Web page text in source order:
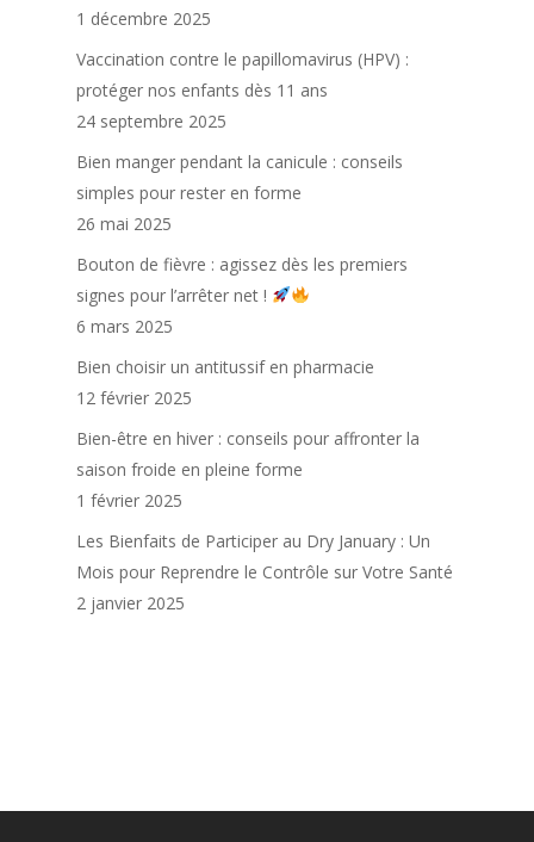
1 décembre 2025
Vaccination contre le papillomavirus (HPV) :
protéger nos enfants dès 11 ans
24 septembre 2025
Bien manger pendant la canicule : conseils
simples pour rester en forme
26 mai 2025
Bouton de fièvre : agissez dès les premiers
signes pour l’arrêter net !
6 mars 2025
Bien choisir un antitussif en pharmacie
12 février 2025
Bien-être en hiver : conseils pour affronter la
saison froide en pleine forme
1 février 2025
Les Bienfaits de Participer au Dry January : Un
Mois pour Reprendre le Contrôle sur Votre Santé
2 janvier 2025